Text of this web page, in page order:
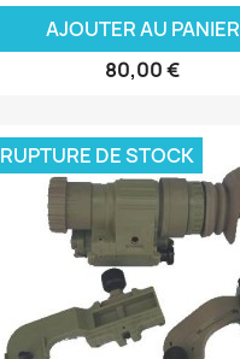
AJOUTER AU PANIER
80,00 €
RUPTURE DE STOCK